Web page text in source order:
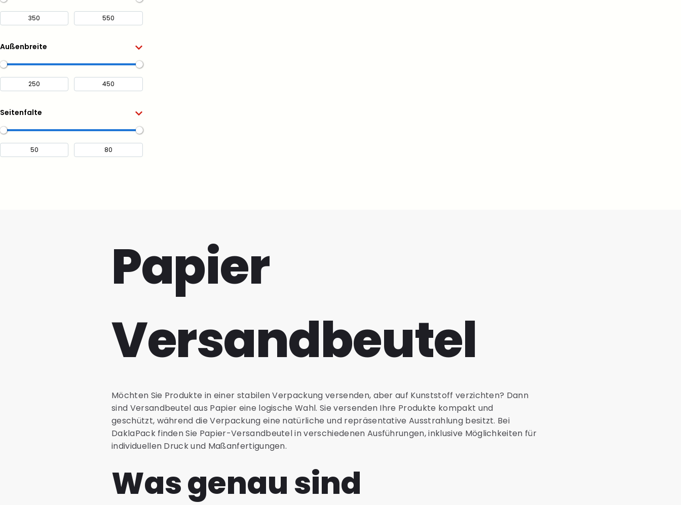
Außenbreite
Seitenfalte
Papier
Versandbeutel
Möchten Sie Produkte in einer stabilen Verpackung versenden, aber auf Kunststoff verzichten? Dann
sind Versandbeutel aus Papier eine logische Wahl. Sie versenden Ihre Produkte kompakt und
geschützt, während die Verpackung eine natürliche und repräsentative Ausstrahlung besitzt. Bei
DaklaPack finden Sie Papier-Versandbeutel in verschiedenen Ausführungen, inklusive Möglichkeiten für
individuellen Druck und Maßanfertigungen.
Was genau sind